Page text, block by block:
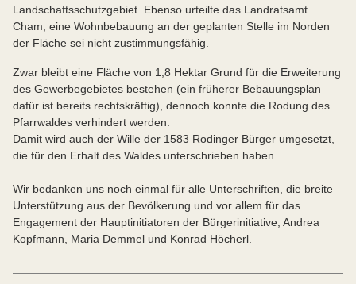
Landschaftsschutzgebiet. Ebenso urteilte das Landratsamt
Cham, eine Wohnbebauung an der geplanten Stelle im Norden
der Fläche sei nicht zustimmungsfähig.
Zwar bleibt eine Fläche von 1,8 Hektar Grund für die Erweiterung
des Gewerbegebietes bestehen (ein früherer Bebauungsplan
dafür ist bereits rechtskräftig), dennoch konnte die Rodung des
Pfarrwaldes verhindert werden.
Damit wird auch der Wille der 1583 Rodinger Bürger umgesetzt,
die für den Erhalt des Waldes unterschrieben haben.
Wir bedanken uns noch einmal für alle Unterschriften, die breite
Unterstützung aus der Bevölkerung und vor allem für das
Engagement der Hauptinitiatoren der Bürgerinitiative, Andrea
Kopfmann, Maria Demmel und Konrad Höcherl.